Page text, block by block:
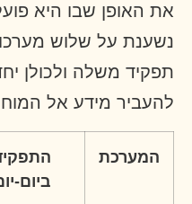
את האופן שבו היא
נשענת על שלוש
תפקיד משלה ולכולן
להעביר מידע אל
המערכת
ביום-